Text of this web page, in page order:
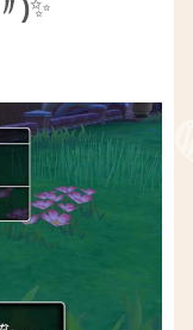
)✨